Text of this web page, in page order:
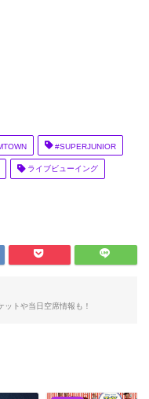
#SUPERJUNIOR
ライブビューイング
トや当日空席情報も！